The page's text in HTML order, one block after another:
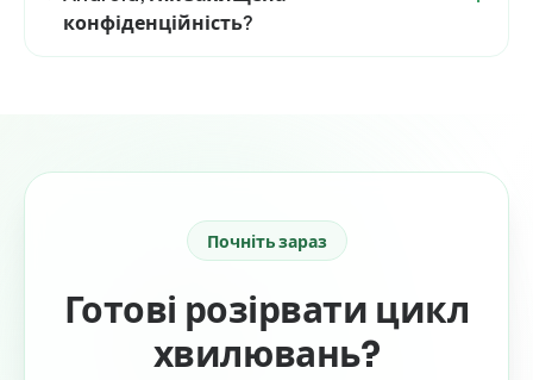
конфіденційність?
Почніть зараз
Готові розірвати цикл
хвилювань?